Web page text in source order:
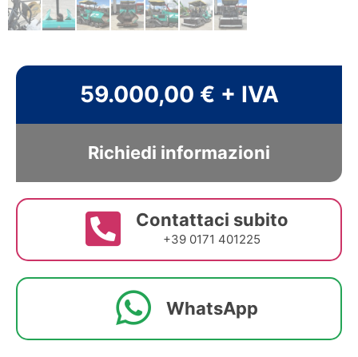
59.000,00 € + IVA
Richiedi informazioni
Contattaci subito
+39 0171 401225
WhatsApp